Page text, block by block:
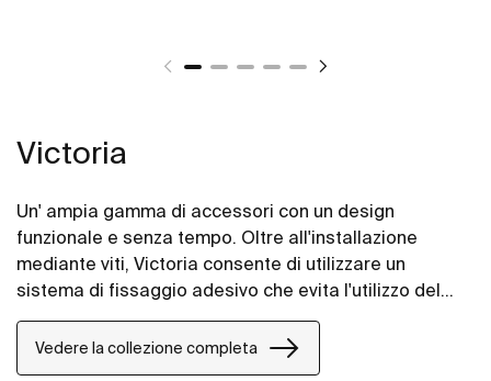
Victoria
Un' ampia gamma di accessori con un design
funzionale e senza tempo. Oltre all'installazione
mediante viti, Victoria consente di utilizzare un
sistema di fissaggio adesivo che evita l'utilizzo del
trapano e garantisce una massima resistenza (fino a
5kg di carico statico). Il perfetto abito per bagni
privati, aree semi pubbliche e spazi pubblici,
Vedere la collezione completa